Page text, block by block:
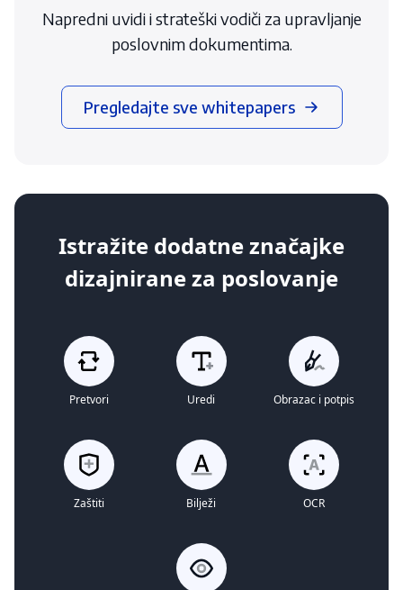
Napredni uvidi i strateški vodiči za upravljanje
poslovnim dokumentima.
Pregledajte sve whitepapers
Istražite dodatne značajke
dizajnirane za poslovanje
Pretvori Uredi Obrazac i potpis
Zaštiti Bilježi OCR